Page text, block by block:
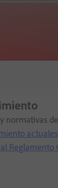
actuales
Reglamento